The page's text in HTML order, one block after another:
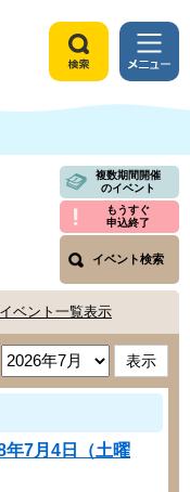
索
メ
ニ
ュ
複数期間開催
のイベント
もうすぐ
申込終了
イベント検索
イベント一覧表示
年7月4日（土曜